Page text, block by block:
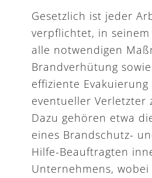
Gesetzlich ist jeder
verpflichtet, in
alle notwendigen
Brandverhütung
effiziente
eventueller Verletzter
Dazu gehören etwa
eines Brandschutz-
Hilfe-Beauftragten
Unternehmens, wobei